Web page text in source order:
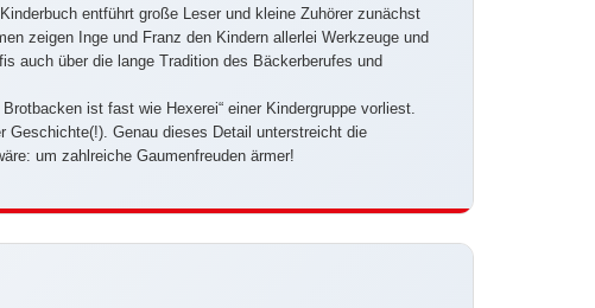
entführt große Leser und kleine Zuhörer zunächst
zeigen Inge und Franz den Kindern allerlei Werkzeuge und
auch über die lange Tradition des Bäckerberufes und
ist fast wie Hexerei“ einer Kindergruppe vorliest.
Genau dieses Detail unterstreicht die
um zahlreiche Gaumenfreuden ärmer!